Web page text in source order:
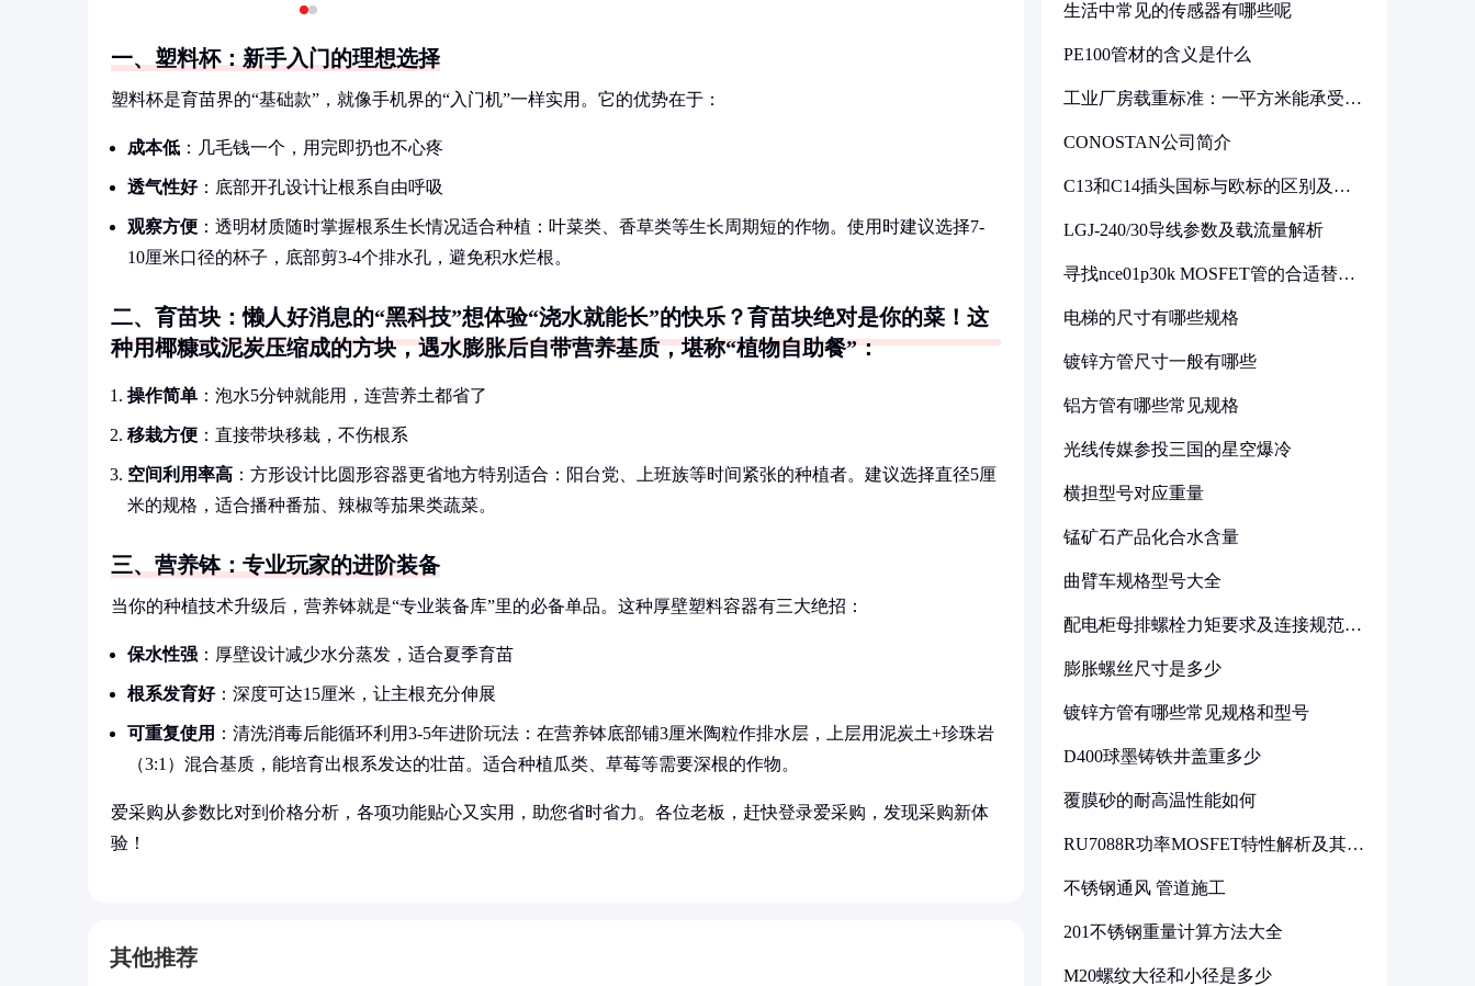
一、塑料杯：新手入门的理想选择
塑料杯是育苗界的“基础款”，就像手机界的“入门机”一样实用。它的优势在于：
成本低 ：几毛钱一个，用完即扔也不心疼
透气性好：底部开孔设计让根系自由呼吸
观察方便 ：透明材质随时掌握根系生长情况适合种植：叶菜类、香草类等生长周期短的作物。使用时建议选择7-
10厘米口径的杯子，底部剪3-4个排水孔，避免积水烂根。
二、育苗块：懒人好消息的“黑科技”想体验“浇水就能长”的快乐？育苗块绝对是你的菜！这
种用椰糠或泥炭压缩成的方块，遇水膨胀后自带营养基质，堪称“植物自助餐”：
操作简单 ：泡水5分钟就能用，连营养土都省了
移栽方便 ：直接带块移栽，不伤根系
空间利用率高 ：方形设计比圆形容器更省地方特别适合：阳台党、上班族等时间紧张的种植者。建议选择直径5厘
米的规格，适合播种番茄、辣椒等茄果类蔬菜。
三、营养钵：专业玩家的进阶装备
当你的种植技术升级后，营养钵就是“专业装备库”里的必备单品。这种厚壁塑料容器有三大绝招：
保水性强 ：厚壁设计减少水分蒸发，适合夏季育苗
根系发育好：深度可达15厘米，让主根充分伸展
可重复使用 ：清洗消毒后能循环利用3-5年进阶玩法：在营养钵底部铺3厘米陶粒作排水层，上层用泥炭土+珍珠岩
（3:1）混合基质，能培育出根系发达的壮苗。适合种植瓜类、草莓等需要深根的作物。
爱采购从参数比对到价格分析，各项功能贴心又实用，助您省时省力。各位老板，赶快登录爱采购，发现采购新体
验！
其他推荐
生活中常见的传感器有哪些呢
PE100管材的含义是什么
工业厂房载重标准：一平方米能承受多
CONOSTAN公司简介
C13和C14插头国标与欧标的区别及其
LGJ-240/30导线参数及载流量解析
寻找nce01p30k MOSFET管的合适替代
电梯的尺寸有哪些规格
镀锌方管尺寸一般有哪些
铝方管有哪些常见规格
光线传媒参投三国的星空爆冷
横担型号对应重量
锰矿石产品化合水含量
曲臂车规格型号大全
配电柜母排螺栓力矩要求及连接规范详
膨胀螺丝尺寸是多少
镀锌方管有哪些常见规格和型号
D400球墨铸铁井盖重多少
覆膜砂的耐高温性能如何
RU7088R功率MOSFET特性解析及其在
不锈钢通风 管道施工
201不锈钢重量计算方法大全
M20螺纹大径和小径是多少